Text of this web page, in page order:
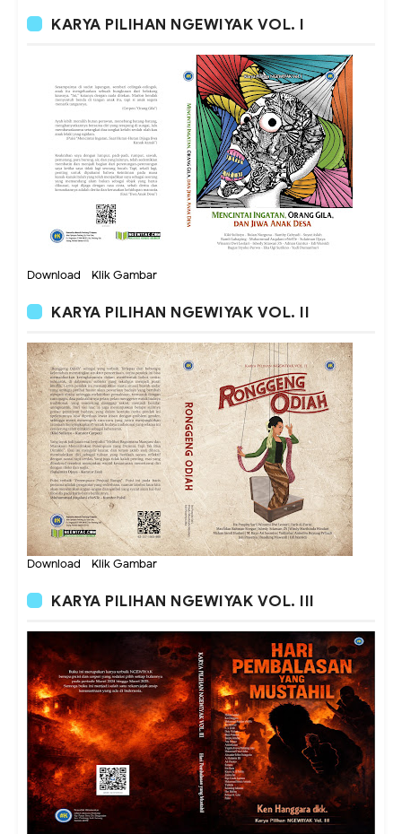
KARYA PILIHAN NGEWIYAK VOL. I
Download - Klik Gambar
KARYA PILIHAN NGEWIYAK VOL. II
Download - Klik Gambar
KARYA PILIHAN NGEWIYAK VOL. III